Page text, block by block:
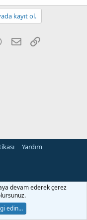
kayıt ol.
WhatsApp
E-posta
Yardım
devam ederek çerez
edin…